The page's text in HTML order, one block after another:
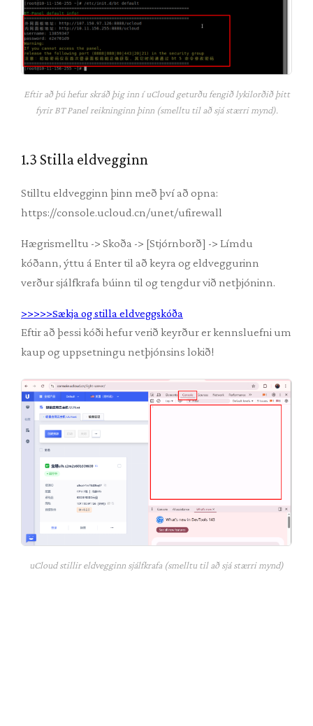
Eftir að þú hefur skráð þig inn í uCloud geturðu fengið lykilorðið þitt
fyrir BT Panel reikninginn þinn (smelltu til að sjá stærri mynd).
1.3 Stilla eldvegginn
Stilltu eldvegginn þinn með því að opna:
https://console.ucloud.cn/unet/ufirewall
Hægrismelltu -> Skoða -> [Stjórnborð] -> Límdu
kóðann, ýttu á Enter til að keyra og eldveggurinn
verður sjálfkrafa búinn til og tengdur við netþjóninn.
>>>>>Sækja og stilla eldveggskóða
Eftir að þessi kóði hefur verið keyrður er kennsluefni um
kaup og uppsetningu netþjónsins lokið!
uCloud stillir eldvegginn sjálfkrafa (smelltu til að sjá stærri mynd)